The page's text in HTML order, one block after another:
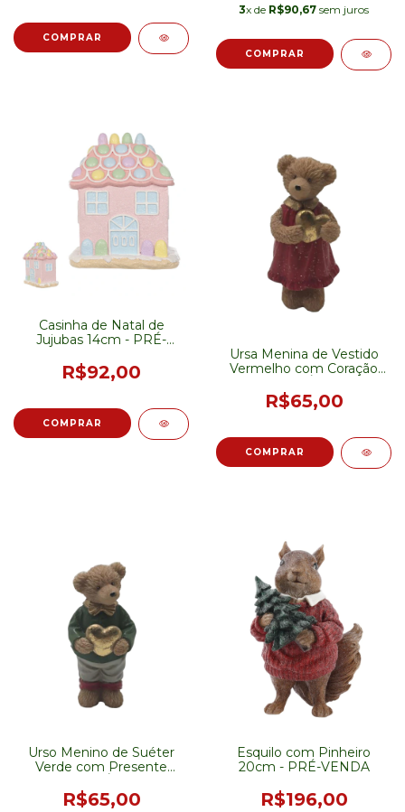
3x de R$90,67 sem juros
Casinha de Natal de
Jujubas 14cm - PRÉ-
R$92,00
Ursa Menina de Vestido
Vermelho com Coração
R$65,00
Urso Menino de Suéter
Verde com Presente
R$65,00
Esquilo com Pinheiro
20cm - PRÉ-VENDA
R$196,00